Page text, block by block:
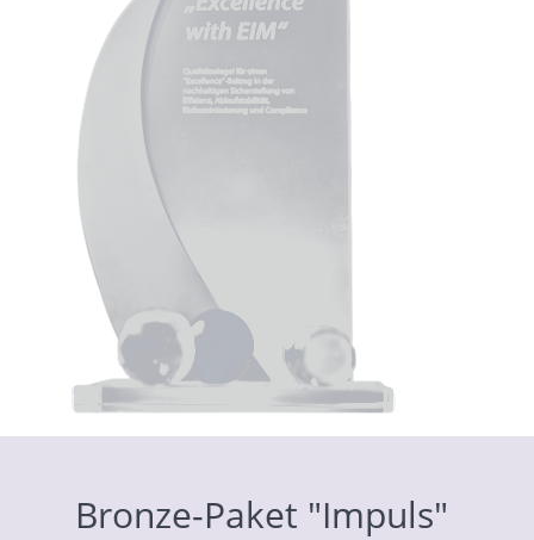
Bronze-Paket "Impuls"